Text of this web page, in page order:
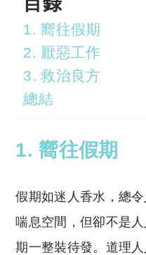
1. 嚮往假期
2. 厭惡工作
3. 救治良方
總結
1. 嚮往假期
假期如迷人香水，總
喘息空間，但卻不是
期一整裝待發。道理